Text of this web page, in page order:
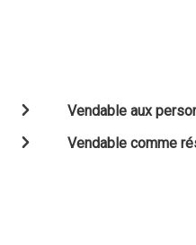
Vendable aux
Vendable comme